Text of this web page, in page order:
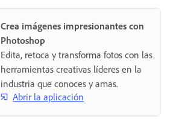
Crea imágenes impresionantes con
Photoshop
Edita, retoca y transforma fotos con las
herramientas creativas líderes en la
industria que conoces y amas.
Abrir la aplicación